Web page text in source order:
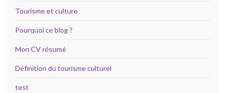
Tourisme et culture
Pourquoi ce blog ?
Mon CV résumé
Définition du tourisme culturel
test